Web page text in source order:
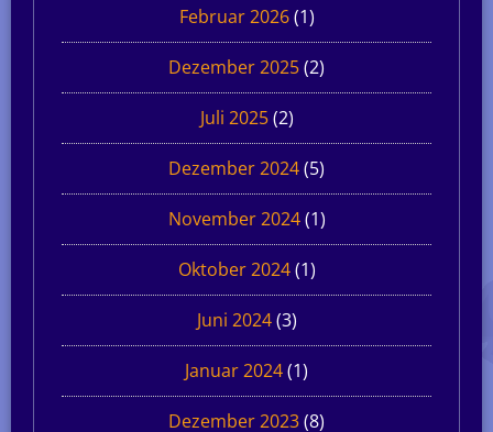
Februar 2026(1)
Dezember 2025(2)
Juli 2025(2)
Dezember 2024(5)
November 2024(1)
Oktober 2024(1)
Juni 2024(3)
Januar 2024(1)
Dezember 2023(8)